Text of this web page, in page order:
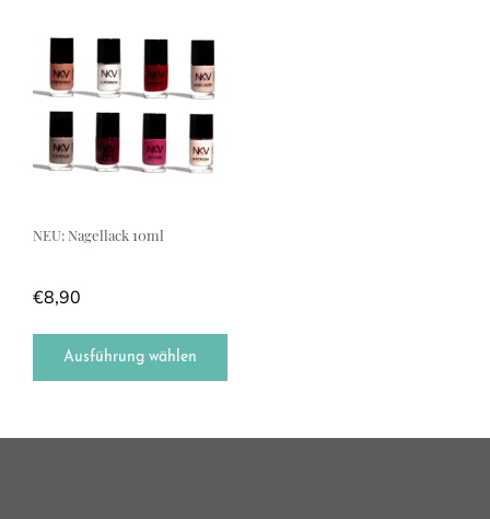
NEU: Nagellack 10ml
€8,90
Ausführung wählen